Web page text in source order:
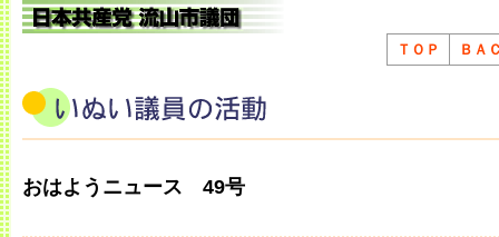
ＴＯＰ ＢＡ
おはようニュース 49号